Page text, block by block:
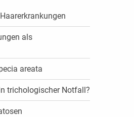
als
areata
trichologischer Notfall?